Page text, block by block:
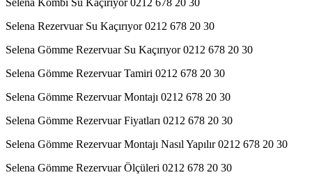
Selena Kombi Su Kaçırıyor 0212 678 20 30
Selena Rezervuar Su Kaçırıyor 0212 678 20 30
Selena Gömme Rezervuar Su Kaçırıyor 0212 678 20 30
Selena Gömme Rezervuar Tamiri 0212 678 20 30
Selena Gömme Rezervuar Montajı 0212 678 20 30
Selena Gömme Rezervuar Fiyatları 0212 678 20 30
Selena Gömme Rezervuar Montajı Nasıl Yapılır 0212 678 20 30
Selena Gömme Rezervuar Ölçüleri 0212 678 20 30